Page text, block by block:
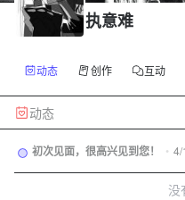
执意难
动态 创作 互动
动态
初次见面，很高兴见到您！ •
没